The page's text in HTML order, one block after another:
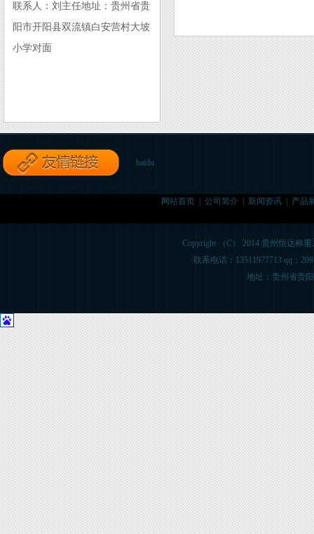
联系人：刘主任地址：贵州省贵
阳市开阳县双流镇白安营村大坡
小学对面
baidu
网站首页 公司简介 新闻资讯 产品
Copyright （C） 2014 贵州恒达称
联系电话：13511977713 qq：
地址：贵州省贵